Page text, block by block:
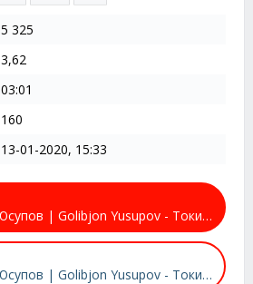
5 325
3,62
03:01
160
13-01-2020, 15:33
Голибчон Юсупов | Golibjon Yusupov - Токи 2020 | Toki 2020
Голибчон Юсупов | Golibjon Yusupov - Токи 2020 | Toki 2020